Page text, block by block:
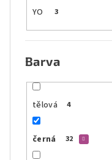
YO 3
Barva
tělová 4
černá 32